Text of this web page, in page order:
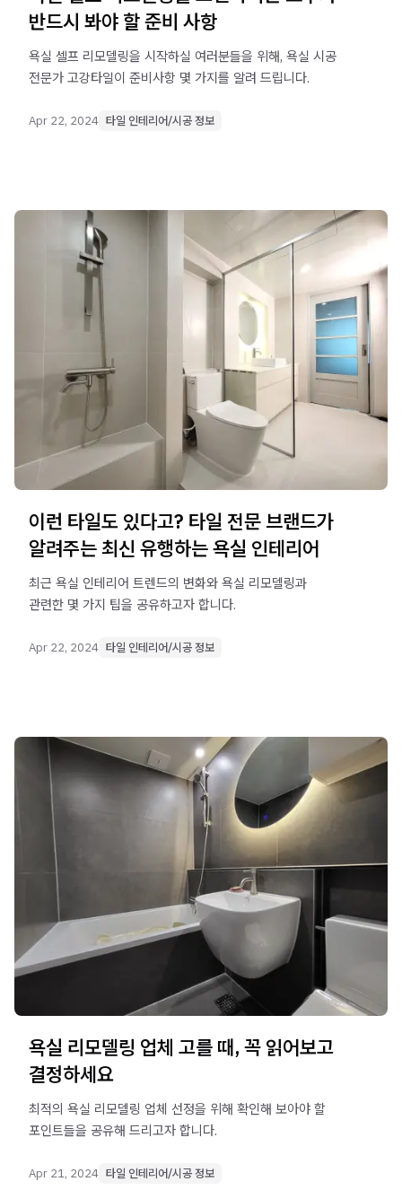
반드시 봐야 할 준비 사항
욕실 셀프 리모델링을 시작하실 여러분들을 위해, 욕실 시공
전문가 고강타일이 준비사항 몇 가지를 알려 드립니다.
Apr 22, 2024 타일 인테리어/시공 정보
이런 타일도 있다고? 타일 전문 브랜드가
알려주는 최신 유행하는 욕실 인테리어
최근 욕실 인테리어 트렌드의 변화와 욕실 리모델링과
관련한 몇 가지 팁을 공유하고자 합니다.
Apr 22, 2024 타일 인테리어/시공 정보
욕실 리모델링 업체 고를 때, 꼭 읽어보고
결정하세요
최적의 욕실 리모델링 업체 선정을 위해 확인해 보아야 할
포인트들을 공유해 드리고자 합니다.
Apr 21, 2024 타일 인테리어/시공 정보